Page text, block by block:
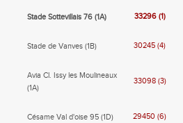
Stade Sottevillais 76 (1A) 33296 (1)
Stade de Vanves (1B) 30245 (4)
Avia Cl. Issy les Moulineaux
(1A)
33098 (3)
Césame Val d'oise 95 (1D) 29450 (6)